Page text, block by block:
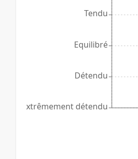
Extrêmement détendu
Détendu
Equilibré
Tendu